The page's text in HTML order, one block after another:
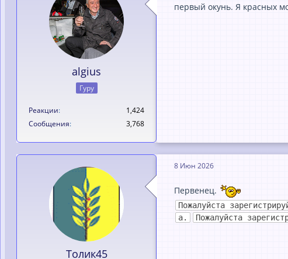
algius
Гуру
Реакции
1,424
Сообщения
3,768
первый окунь. Я красных
Толик45
8 Июн 2026
Первенец.
Пожалуйста
а.
Пожалуйста